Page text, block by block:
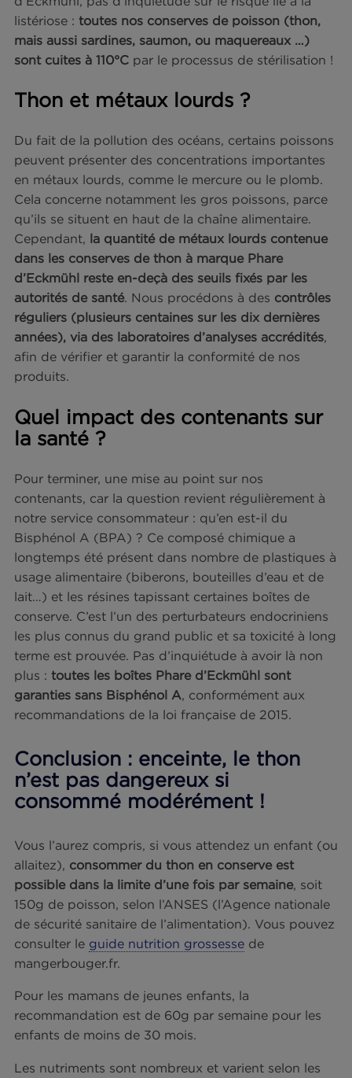
quelques règles simples.
Femmes enceintes : des
précautions à prendre
En premier lieu, toute grossesse nécessite
son régime alimentaire pour prévenir certaines
infections comme la listériose. Consommer du
surgelé ou en conserve, n’est pas interdit aux
futures mamans. Il faut simplement veiller à bien
cuire. S’agissant des conserves de thon Phare
d’Eckmühl, pas d’inquiétude sur le risque lié à la
listériose :toutes nos conserves de poisson
mais aussi sardines, saumon, ou maquereaux …)
sont cuites à 110°Cpar le processus de
Thon et métaux lourds ?
Du fait de la pollution des océans, certains
peuvent présenter des concentrations
en métaux lourds, comme le mercure ou le
Cela concerne notamment les gros poissons,
qu’ils se situent en haut de la chaîne alimentaire.
Cependant,la quantité de métaux lourds
dans les conserves de thon à marque Phare
d’Eckmühl reste en-deçà des seuils fixés par les
autorités de santé. Nous procédons à des
réguliers (plusieurs centaines sur les dix
années), via des laboratoires d’analyses
afin de vérifier et garantir la conformité de nos
produits.
la santé ?
Pour terminer, une mise au point sur nos
notre service consommateur : qu’en est-il du
Bisphénol A (BPA) ? Ce composé chimique a
longtemps été présent dans nombre de
usage alimentaire (biberons, bouteilles d’eau et
lait…) et les résines tapissant certaines boîtes de
conserve. C’est l’un des perturbateurs
terme est prouvée. Pas d’inquiétude à avoir là
plus :toutes les boîtes Phare d’Eckmühl sont
recommandations de la loi française de 2015.